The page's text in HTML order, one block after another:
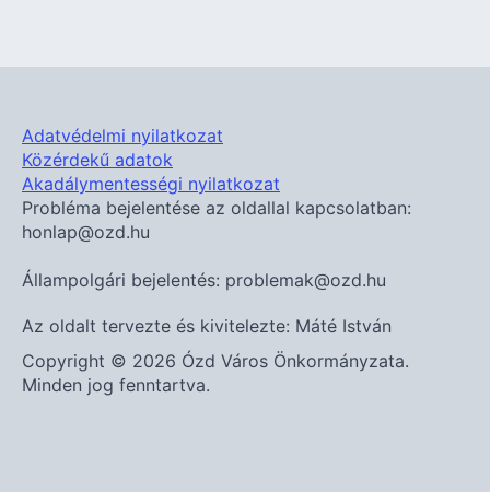
Adatvédelmi nyilatkozat
Közérdekű adatok
Akadálymentességi nyilatkozat
Probléma bejelentése az oldallal kapcsolatban:
honlap@ozd.hu
Állampolgári bejelentés: problemak@ozd.hu
Az oldalt tervezte és kivitelezte: Máté István
Copyright © 2026 Ózd Város Önkormányzata.
Minden jog fenntartva.